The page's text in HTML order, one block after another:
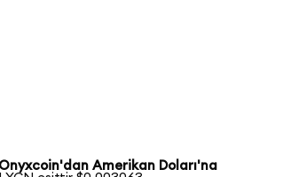
Onyxcoin'dan Amerikan Doları'na